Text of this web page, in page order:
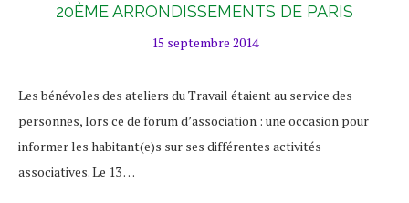
20ÈME ARRONDISSEMENTS DE PARIS
15 septembre 2014
Les bénévoles des ateliers du Travail étaient au service des
personnes, lors ce de forum d’association : une occasion pour
informer les habitant(e)s sur ses différentes activités
associatives. Le 13 …